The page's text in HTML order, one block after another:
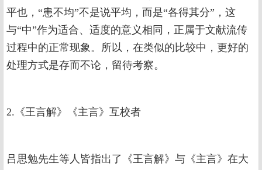
平也，“患不均”不是说平均，而是“各得其分”，这
与“中”作为适合、适度的意义相同，正属于文献流传
过程中的正常现象。所以，在类似的比较中，更好的
处理方式是存而不论，留待考察。
2.《王言解》《主言》互校者
吕思勉先生等人皆指出了《王言解》与《主言》在大